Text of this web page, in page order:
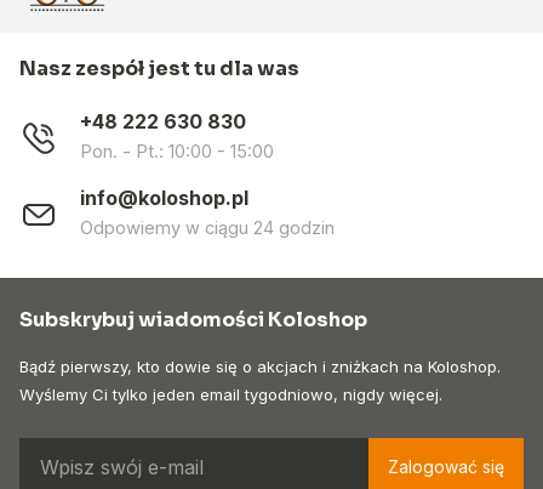
Nasz zespół jest tu dla was
+48 222 630 830
Pon. - Pt.: 10:00 - 15:00
info@koloshop.pl
Odpowiemy w ciągu 24 godzin
Subskrybuj wiadomości Koloshop
Bądź pierwszy, kto dowie się o akcjach i zniżkach na Koloshop.
Wyślemy Ci tylko jeden email tygodniowo, nigdy więcej.
Zalogować się